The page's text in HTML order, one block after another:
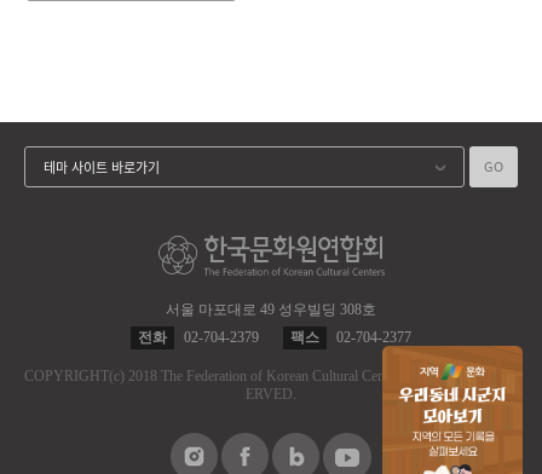
서울 마포대로 49 성우빌딩 308호
전화
02-704-2379 팩스 02-704-2377
COPYRIGHT(c) 2018 The Federation of Korean Cultural Centers.
ALL RIGHT RES
ERVED.
테마 사이트 바로가기 GO